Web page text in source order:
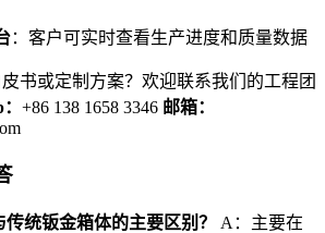
：客户可实时查看生产进度和质量数据
书或定制方案？欢迎联系我们的工程团
+86 138 1658 3346 邮箱：
统钣金箱体的主要区别？
A：主要在